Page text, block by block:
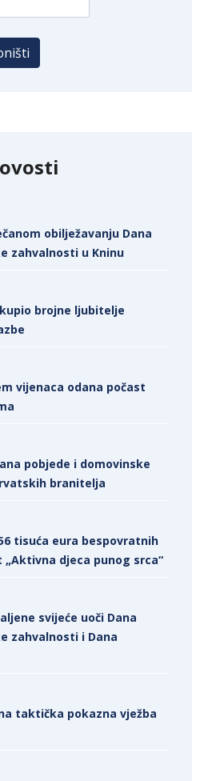
obilježavanju Dana
zahvalnosti u Kninu
brojne ljubitelje
vijenaca odana počast
pobjede i domovinske
branitelja
tisuća eura bespovratnih
djeca punog srca“
svijeće uoči Dana
zahvalnosti i Dana
taktička pokazna vježba